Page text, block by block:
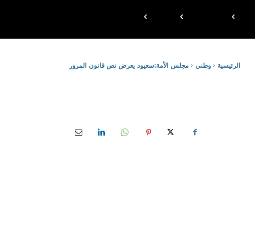
الرئيسية وطني مجلس الأمة:سعيود يعرض نص قانون المرور